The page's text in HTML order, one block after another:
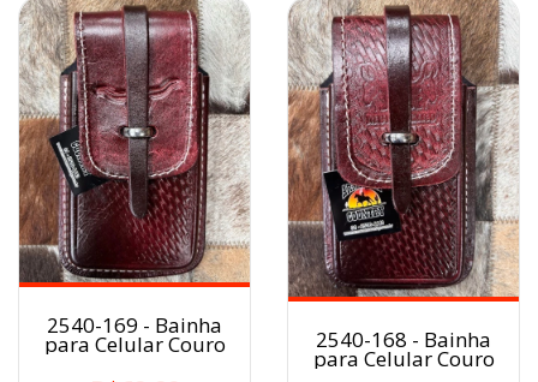
2540-169 - Bainha
para Celular Couro 2540-168 - Bainha
para Celular Couro